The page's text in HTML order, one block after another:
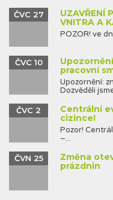
UZAVŘENÍ
VNITRA A
ČVC 27
POZOR! ve
pracovní
ČVC 10
Upozornění:
Dozvěděli
Centrální
cizince!
ČVC 2
Pozor!
–...
Změna
prázdnin
ČVN 25